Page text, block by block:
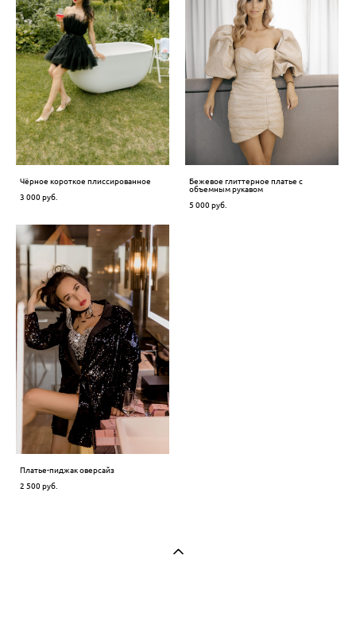
Чёрное короткое плиссированное
3 000 pуб.
Бежевое глиттерное платье с
объемным рукавом
5 000 pуб.
Платье-пиджак оверсайз
2 500 pуб.